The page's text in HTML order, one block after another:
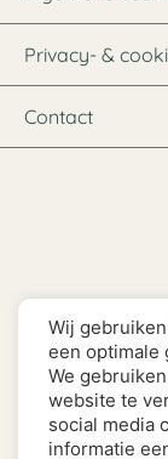
Privacy- &
Contact
Wij
een optimale
We
website te
social media
informatie